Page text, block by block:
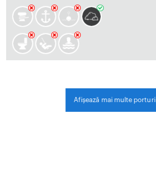
Afișează mai multe porturi